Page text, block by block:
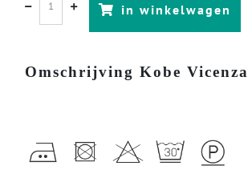
in winkelwagen
Omschrijving Kobe Vicenza